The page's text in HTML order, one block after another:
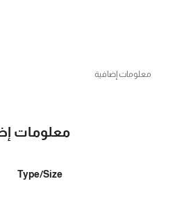
معلومات إضافية
معلومات
Type/Size